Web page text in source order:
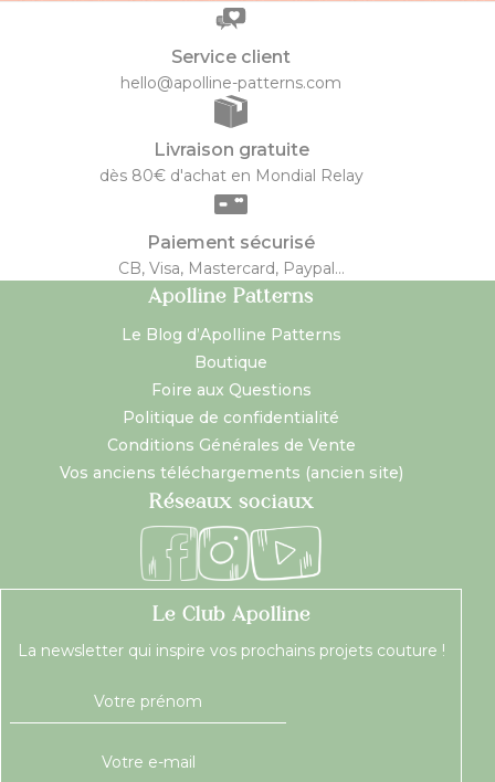
Service client
hello@apolline-patterns.com
Livraison gratuite
dès 80€ d'achat en Mondial Relay
Paiement sécurisé
CB, Visa, Mastercard, Paypal...
Apolline Patterns
Le Blog d’Apolline Patterns
Boutique
Foire aux Questions
Politique de confidentialité
Conditions Générales de Vente
Vos anciens téléchargements (ancien site)
Réseaux sociaux
Le Club Apolline
La newsletter qui inspire vos prochains projets couture !